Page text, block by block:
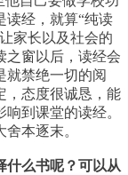
读经，就算“纯读
家长以及社会的
之窗以后，读经会
就禁绝一切的阅
，态度很诚恳，能
到课堂的读经。
本逐末。
什么书呢？可以从